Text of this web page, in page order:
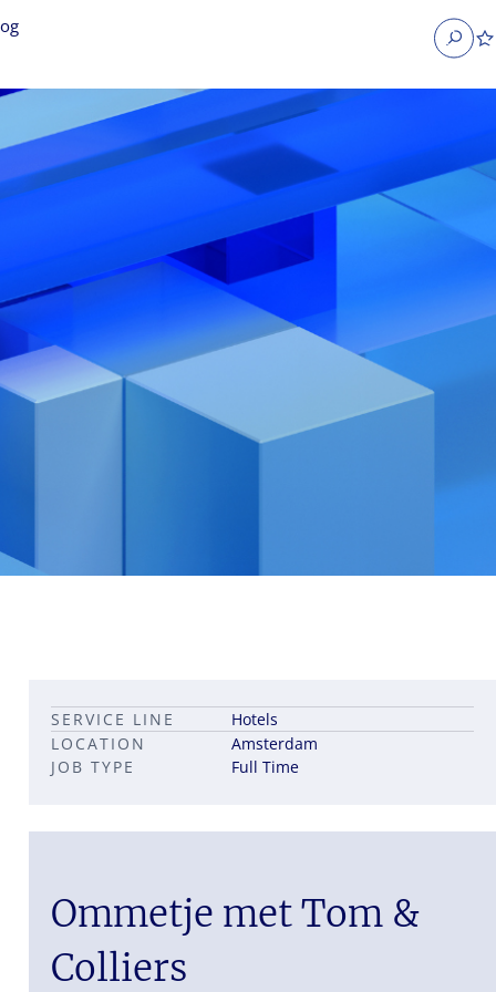
Career pathways in property
Leadership career pathways
Capital Markets roles
JOB TYPE Full Time
LOCATION Amsterdam
SERVICE LINE Hotels
Ommetje met Tom &
Colliers
Search
Occupier Services jobs
Property Management jobs
jobsAdministrative jobs